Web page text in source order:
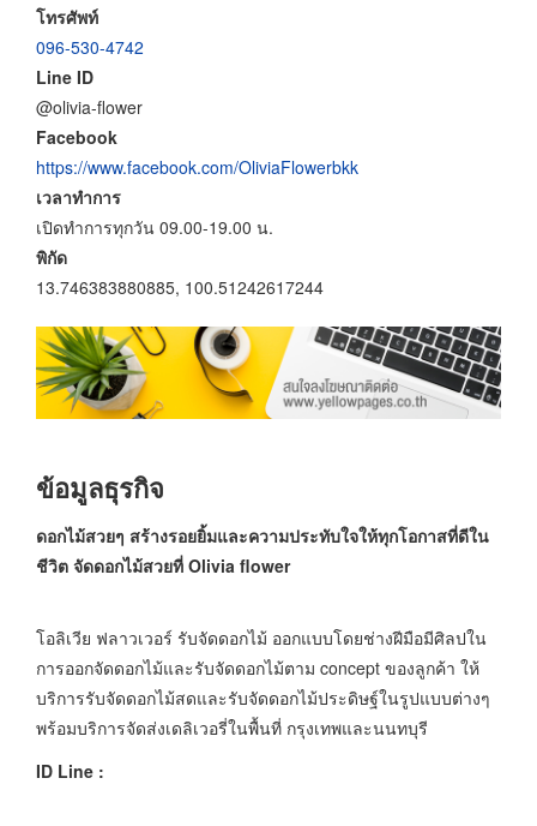
โทรศัพท์
096-530-4742
Line ID
@olivia-flower
Facebook
https://www.facebook.com/OliviaFlowerbkk
เวลาทำการ
เปิดทำการทุกวัน 09.00-19.00 น.
พิกัด
13.746383880885, 100.51242617244
ข้อมูลธุรกิจ
ดอกไม้สวยๆ สร้างรอยยิ้มและความประทับใจให้ทุกโอกาสที่ดีใน
ชีวิต จัดดอกไม้สวยที่ Olivia flower
โอลิเวีย ฟลาวเวอร์ รับจัดดอกไม้ ออกแบบโดยช่างฝีมือมีศิลปใน
การออกจัดดอกไม้และรับจัดดอกไม้ตาม concept ของลูกค้า ให้
บริการรับจัดดอกไม้สดและรับจัดดอกไม้ประดิษฐ์ในรูปแบบต่างๆ
พร้อมบริการจัดส่งเดลิเวอรี่ในพื้นที่ กรุงเทพและนนทบุรี
ID Line :